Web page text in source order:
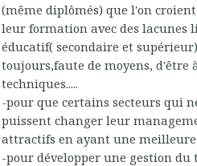
(même diplômés) que l'on
leur formation avec des lacunes
éducatif( secondaire et
toujours,faute de moyens, d'être
techniques.....
-pour que certains secteurs qui
puissent changer leur
attractifs en ayant une meilleure
-pour développer une gestion